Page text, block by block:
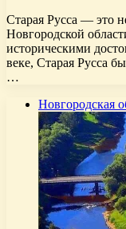
Старая Русса — это
Новгородской
историческими
веке, Старая Русса
…
Новгородская